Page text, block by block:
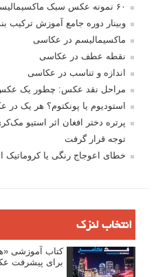
۶۰ نمونه عکس سبک ماکسیمالیسم
وبینار دوره جامع آموزش
ماکسیمالیسم در عکاسی
نقطه عطف در عکاسی
اندازه و تناسب در عکاسی
مراحل نقد عکس: چطور یک عکس
استودیوم یا پونکتوم؟ هر یک در
پرتره دختر افغان اثر استیو
توجه قرار گرفت
خطای اعوجاج رنگی یا کروماتیک
انتخاب لنزک
کتاب آموزشی
برای پیشرفت